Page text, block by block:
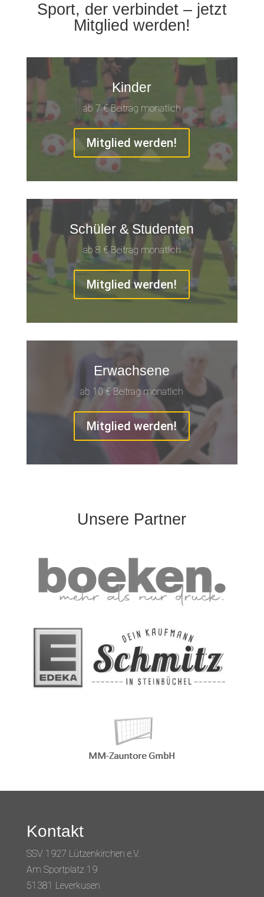
Sport, der verbindet – jetzt
Mitglied werden!
Kinder
ab 7 € Beitrag monatlich
Mitglied werden!
Schüler & Studenten
ab 8 € Beitrag monatlich
Mitglied werden!
Erwachsene
ab 10 € Beitrag monatlich
Mitglied werden!
Unsere Partner
Kontakt
SSV 1927 Lützenkirchen e.V.
Am Sportplatz 19
51381 Leverkusen